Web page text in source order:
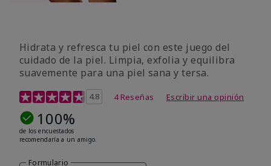
Hidrata y refresca tu piel con este juego del
cuidado de la piel. Limpia, exfolia y equilibra
suavemente para una piel sana y tersa.
Calificación de clientes de 3,2 de 5
4.8 4 Reseñas Escribir una opinión
100%
de los encuestados
recomendaría a un amigo.
Formulario